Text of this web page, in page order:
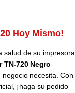
Hoy Mismo!
salud de su impresora
TN-720 Negro
necesita. Con
¡haga su pedido